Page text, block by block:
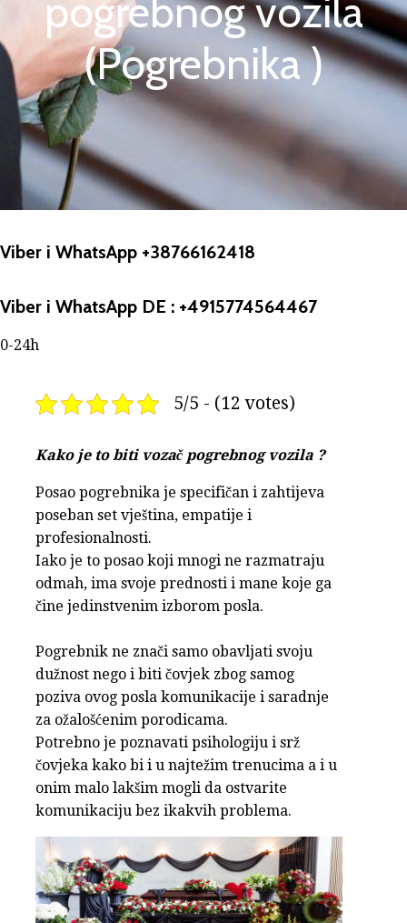
pogrebnog vozila
(Pogrebnika )
Viber i WhatsApp +38766162418
Viber i WhatsApp DE : +4915774564467
0-24h
5/5 - (12 votes)
Kako je to biti vozač pogrebnog vozila ?
Posao pogrebnika je specifičan i zahtijeva
poseban set vještina, empatije i
profesionalnosti.
Iako je to posao koji mnogi ne razmatraju
odmah, ima svoje prednosti i mane koje ga
čine jedinstvenim izborom posla.
Pogrebnik ne znači samo obavljati svoju
dužnost nego i biti čovjek zbog samog
poziva ovog posla komunikacije i saradnje
za ožalošćenim porodicama.
Potrebno je poznavati psihologiju i srž
čovjeka kako bi i u najtežim trenucima a i u
onim malo lakšim mogli da ostvarite
komunikaciju bez ikakvih problema.